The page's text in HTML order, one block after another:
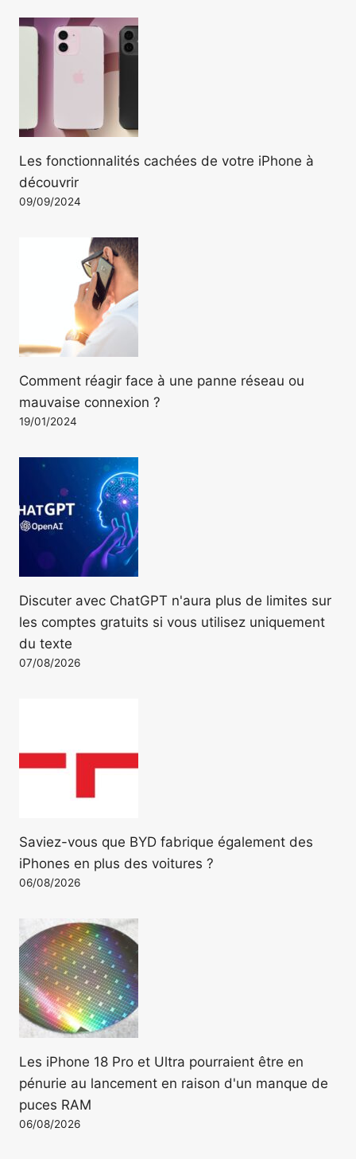
Les fonctionnalités cachées de votre iPhone à
découvrir
09/09/2024
Comment réagir face à une panne réseau ou
mauvaise connexion ?
19/01/2024
Discuter avec ChatGPT n'aura plus de limites sur
les comptes gratuits si vous utilisez uniquement
du texte
07/08/2026
Saviez-vous que BYD fabrique également des
iPhones en plus des voitures ?
06/08/2026
Les iPhone 18 Pro et Ultra pourraient être en
pénurie au lancement en raison d'un manque de
puces RAM
06/08/2026